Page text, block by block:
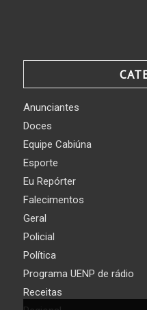
Anunciantes
Doces
Equipe Cabiúna
Esporte
Eu Repórter
Falecimentos
Geral
Policial
Política
Programa UENP de rádio
Receitas